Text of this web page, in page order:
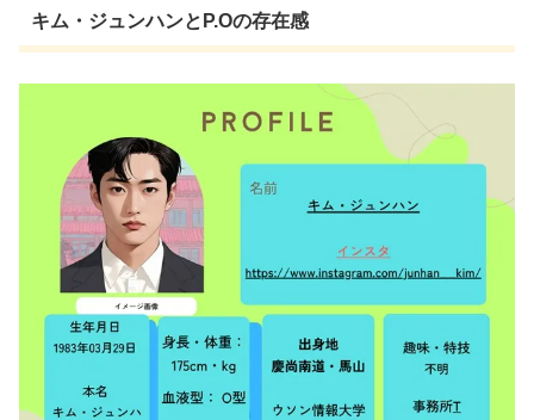
キム・ジュンハンとP.Oの存在感